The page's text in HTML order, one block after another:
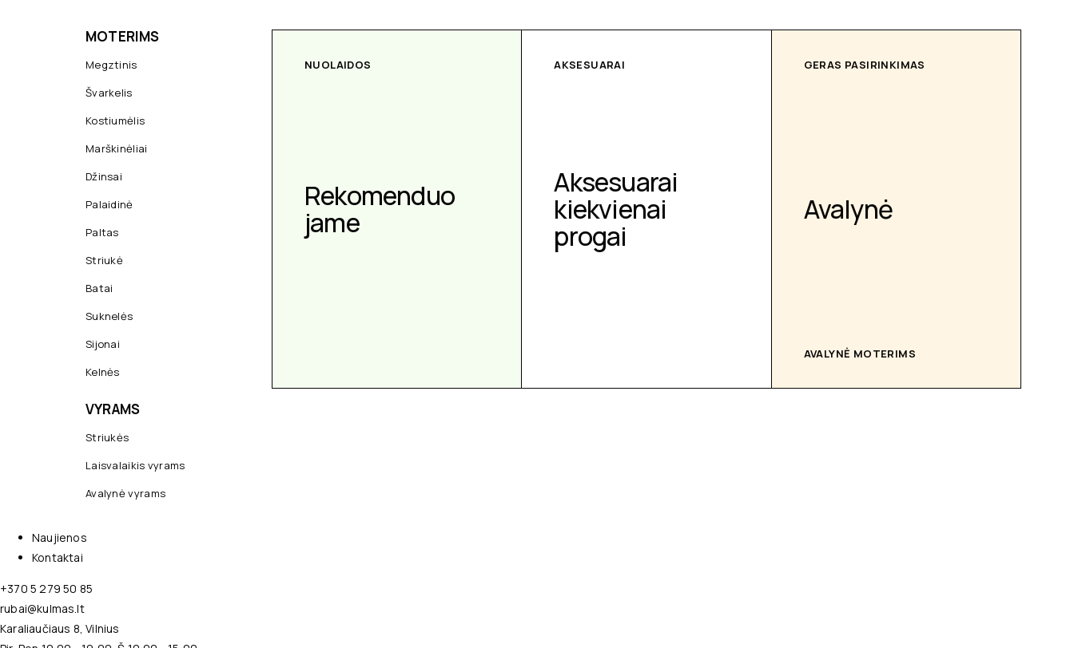
MOTERIMS
Megztinis
Švarkelis
Kostiumėlis
Marškinėliai
Džinsai
Palaidinė
Paltas
Striukė
Batai
Suknelės
Sijonai
Kelnės
VYRAMS
Striukės
Laisvalaikis vyrams
Avalynė vyrams
NUOLAIDOS
Rekomenduo
jame
AKSESUARAI
Aksesuarai
kiekvienai
progai
GERAS PASIRINKIMAS
Avalynė
AVALYNĖ MOTERIMS
Naujienos
Kontaktai
+370 5 279 50 85
rubai@kulmas.lt
Karaliaučiaus 8, Vilnius